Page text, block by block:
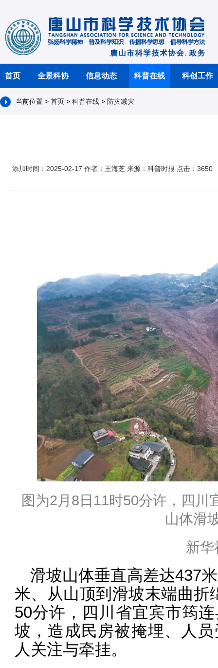
首页 全景科协 信息动态 科普在线 科创工作
当前位置 > 首页 > 科普在线 > 防灾减灾
添加时间：2025-02-17 作者：王海芝 来源：科普时报 点击：3650
图为2月8日11时50分许，四川
山体滑
新华
滑坡山体垂直高差达437
米、从山顶到滑坡末端曲
50分许，四川省宜宾市筠
坡，造成民房被掩埋、人
人关注与牵挂。